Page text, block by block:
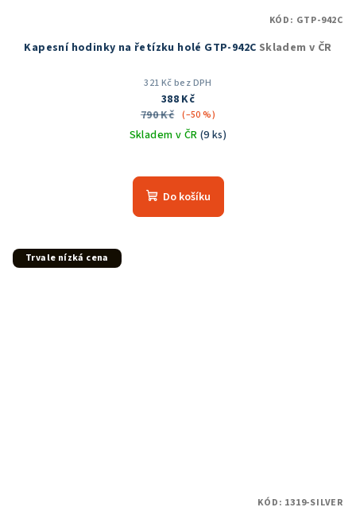
Kapesní hodinky na řetízku holé GTP-942C Skladem v ČR
321 Kč bez DPH
388 Kč
790 Kč (–50 %)
Skladem v ČR (9 ks)
Do košíku
KÓD: GTP-942C
Trvale nízká cena
KÓD: 1319-SILVER